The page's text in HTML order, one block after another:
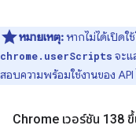
หมายเหตุ: หากไม่ได้เปิด
chrome.userScripts จะ
สอบความพร้อมใช้งานของ API
Chrome เวอร์ชัน 138